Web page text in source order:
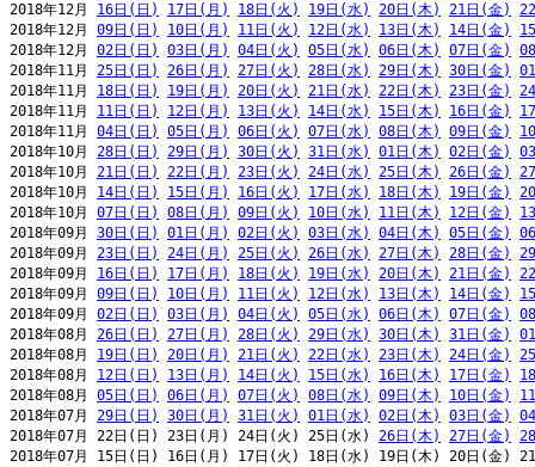
2018年12月 16日(日) 17日(月) 18日(火) 19日(水) 20日(木) 21日(金)
2018年12月 09日(日) 10日(月) 11日(火) 12日(水) 13日(木) 14日(金)
2018年12月 02日(日) 03日(月) 04日(火) 05日(水) 06日(木) 07日(金)
2018年11月 25日(日) 26日(月) 27日(火) 28日(水) 29日(木) 30日(金)
2018年11月 18日(日) 19日(月) 20日(火) 21日(水) 22日(木) 23日(金)
2018年11月 11日(日) 12日(月) 13日(火) 14日(水) 15日(木) 16日(金)
2018年11月 04日(日) 05日(月) 06日(火) 07日(水) 08日(木) 09日(金)
2018年10月 28日(日) 29日(月) 30日(火) 31日(水) 01日(木) 02日(金)
2018年10月 21日(日) 22日(月) 23日(火) 24日(水) 25日(木) 26日(金)
2018年10月 14日(日) 15日(月) 16日(火) 17日(水) 18日(木) 19日(金)
2018年10月 07日(日) 08日(月) 09日(火) 10日(水) 11日(木) 12日(金)
2018年09月 30日(日) 01日(月) 02日(火) 03日(水) 04日(木) 05日(金)
2018年09月 23日(日) 24日(月) 25日(火) 26日(水) 27日(木) 28日(金)
2018年09月 16日(日) 17日(月) 18日(火) 19日(水) 20日(木) 21日(金)
2018年09月 09日(日) 10日(月) 11日(火) 12日(水) 13日(木) 14日(金)
2018年09月 02日(日) 03日(月) 04日(火) 05日(水) 06日(木) 07日(金)
2018年08月 26日(日) 27日(月) 28日(火) 29日(水) 30日(木) 31日(金)
2018年08月 19日(日) 20日(月) 21日(火) 22日(水) 23日(木) 24日(金)
2018年08月 12日(日) 13日(月) 14日(火) 15日(水) 16日(木) 17日(金)
2018年08月 05日(日) 06日(月) 07日(火) 08日(水) 09日(木) 10日(金)
2018年07月 29日(日) 30日(月) 31日(火) 01日(水) 02日(木) 03日(金)
2018年07月 22日(日) 23日(月) 24日(火) 25日(水) 26日(木) 27日(金)
2018年07月 15日(日) 16日(月) 17日(火) 18日(水) 19日(木) 20日(金)